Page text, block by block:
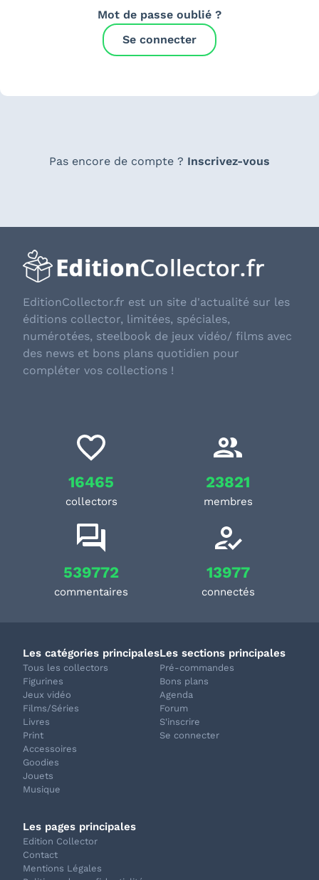
Mot de passe oublié ?
Se connecter
Pas encore de compte ? Inscrivez-vous
EditionCollector.fr est un site d'actualité sur les
éditions collector, limitées, spéciales,
numérotées, steelbook de jeux vidéo/ films avec
des news et bons plans quotidien pour
compléter vos collections !
16465
collectors
23821
membres
539772
commentaires
13977
connectés
Les catégories principales
Tous les collectors
Figurines
Jeux vidéo
Films/Séries
Livres
Print
Accessoires
Goodies
Jouets
Musique
Les sections principales
Pré-commandes
Bons plans
Agenda
Forum
S'inscrire
Se connecter
Les pages principales
Edition Collector
Contact
Mentions Légales